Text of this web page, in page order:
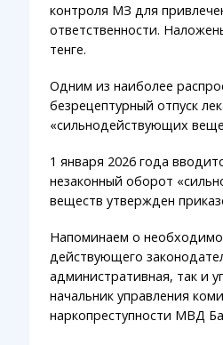
контроля МЗ для
ответственности.
тенге.
Одним из наиболее
безрецептурный отпуск
«сильнодействующих
1 января 2026 года
незаконный оборот
веществ утвержден
Напоминаем о
действующего
административная, так и
начальник управления
наркопреступности МВД